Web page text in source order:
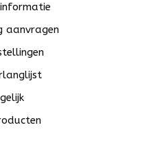
aanvragen